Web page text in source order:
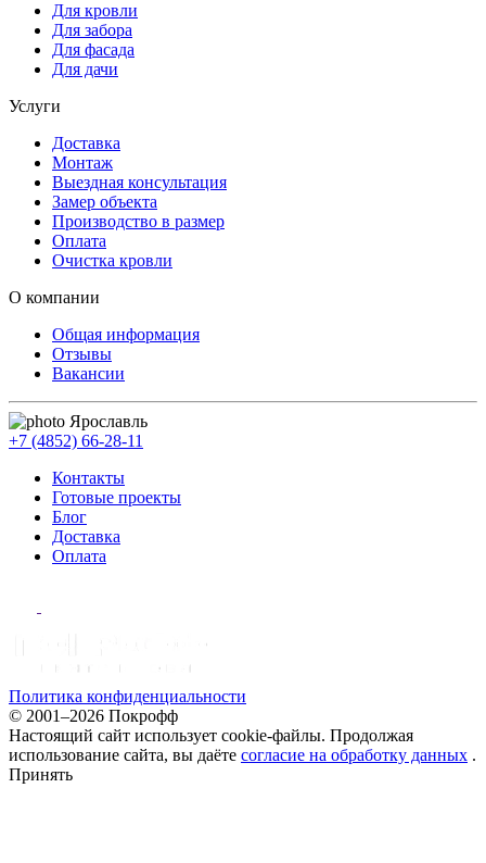
Для кровли
Для забора
Для фасада
Для дачи
Услуги
Доставка
Монтаж
Выездная консультация
Замер объекта
Производство в размер
Оплата
Очистка кровли
О компании
Общая информация
Отзывы
Вакансии
Ярославль
+7 (4852) 66-28-11
Контакты
Готовые проекты
Блог
Доставка
Оплата
Политика конфиденциальности
© 2001–2026 Покрофф
Настоящий сайт использует cookie-файлы. Продолжая
использование сайта, вы даёте согласие на обработку данных .
Принять